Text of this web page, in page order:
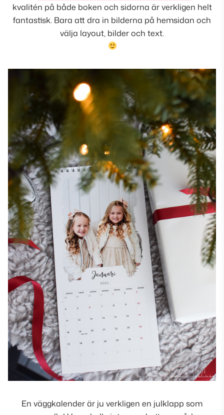
kvalitén på både boken och sidorna är verkligen helt
fantastisk. Bara att dra in bilderna på hemsidan och
välja layout, bilder och text.
En väggkalender är ju verkligen en julklapp som